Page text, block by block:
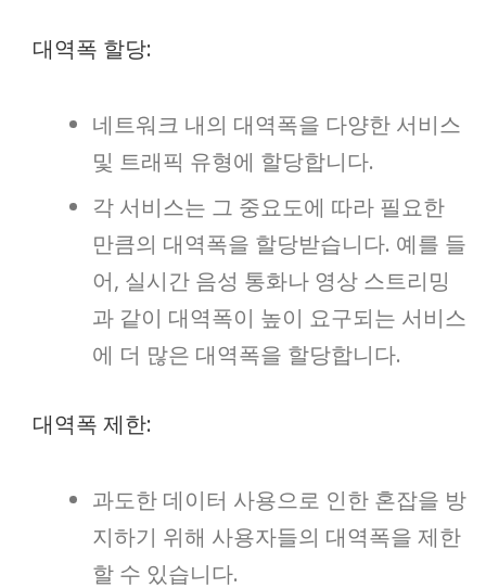
대역폭 할당:
네트워크 내의 대역폭을 다양한 서비스
및 트래픽 유형에 할당합니다.
각 서비스는 그 중요도에 따라 필요한
만큼의 대역폭을 할당받습니다. 예를 들
어, 실시간 음성 통화나 영상 스트리밍
과 같이 대역폭이 높이 요구되는 서비스
에 더 많은 대역폭을 할당합니다.
대역폭 제한:
과도한 데이터 사용으로 인한 혼잡을 방
지하기 위해 사용자들의 대역폭을 제한
할 수 있습니다.